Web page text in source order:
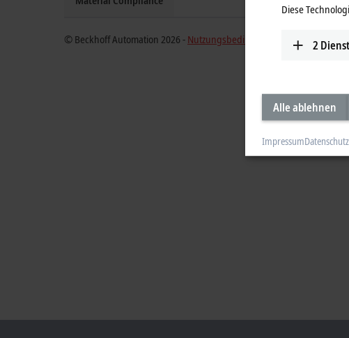
© Beckhoff Automation 2026 - Nutzungsbedingungen
Diese
2
Alle ablehnen
Impressum